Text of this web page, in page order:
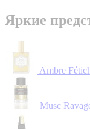
Яркие
Ambre
Musc